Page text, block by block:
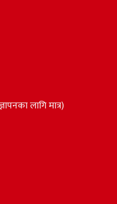
लागि मात्र)